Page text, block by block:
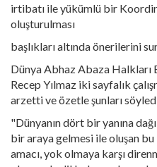
irtibatı ile yükümlü bir
oluşturulması
başlıkları altında önerilerini
Dünya Abhaz Abaza Halkları
Recep Yılmaz iki sayfalık
arzetti ve özetle şunları
"Dünyanın dört bir yanına
bir araya gelmesi ile oluşan
amacı, yok olmaya karşı